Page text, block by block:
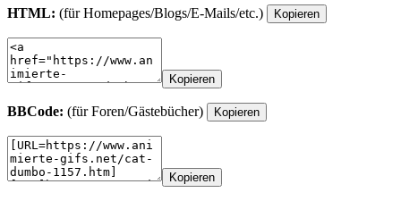
HTML: (für Homepages/Blogs/E-Mails/etc.) Kopieren
Kopieren
BBCode: (für Foren/Gästebücher) Kopieren
Kopieren